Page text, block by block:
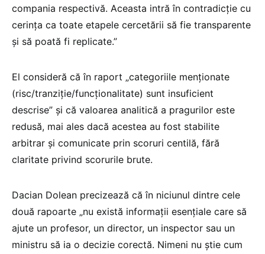
compania respectivă. Aceasta intră în contradicție cu
cerința ca toate etapele cercetării să fie transparente
și să poată fi replicate.”
El consideră că în raport „categoriile menționate
(risc/tranziție/funcționalitate) sunt insuficient
descrise” și că valoarea analitică a pragurilor este
redusă, mai ales dacă acestea au fost stabilite
arbitrar și comunicate prin scoruri centilă, fără
claritate privind scorurile brute.
Dacian Dolean precizează că în niciunul dintre cele
două rapoarte „nu există informații esențiale care să
ajute un profesor, un director, un inspector sau un
ministru să ia o decizie corectă. Nimeni nu știe cum